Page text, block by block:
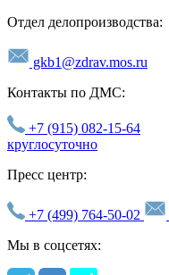
Отдел делопроизводства:
gkb1@zdrav.mos.ru
Контакты по ДМС:
+7 (915) 082-15-64
круглосуточно
Пресс центр:
+7 (499) 764-50-02
Мы в соцсетях: